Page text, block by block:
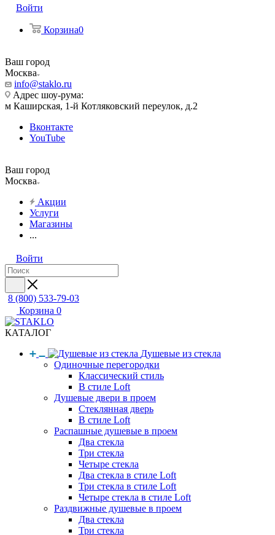
Войти
Корзина0
Ваш город
Москва
info@staklo.ru
Адрес шоу-рума:
м Каширская, 1-й Котляковский переулок, д.2
Вконтакте
YouTube
Ваш город
Москва
Акции
Услуги
Магазины
...
Войти
8 (800) 533-79-03
Корзина 0
КАТАЛОГ
Душевые из стекла
Одиночные перегородки
Классический стиль
В стиле Loft
Душевые двери в проем
Стеклянная дверь
В стиле Loft
Распашные душевые в проем
Два стекла
Три стекла
Четыре стекла
Два стекла в стиле Loft
Три стекла в стиле Loft
Четыре стекла в стиле Loft
Раздвижные душевые в проем
Два стекла
Три стекла